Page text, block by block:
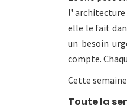
l' architecture
elle le fait
un besoin
compte.
Cette
Toute la